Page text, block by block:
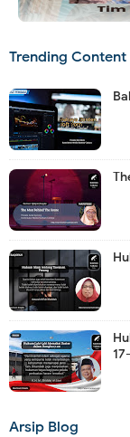
Trending Content
Arsip Blog